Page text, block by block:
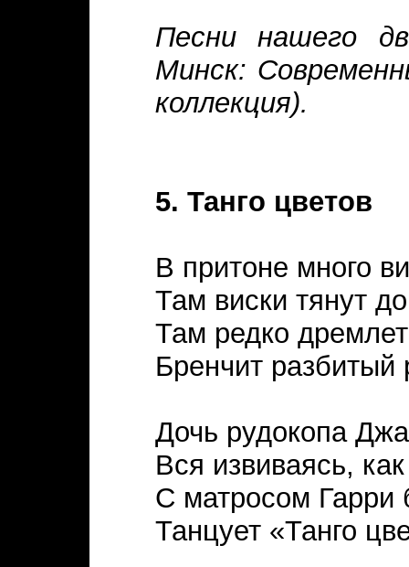
Песни нашего
Минск:
коллекция).
5. Танго цветов
В притоне много
Там виски тянут
Там редко
Бренчит разбитый
Дочь рудокопа
Вся извиваясь,
С матросом Гарри
Танцует «Танго